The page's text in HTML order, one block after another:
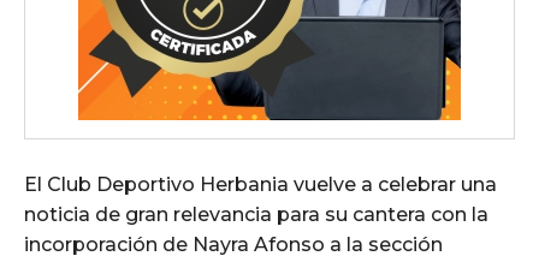
El Club Deportivo Herbania vuelve a celebrar una
noticia de gran relevancia para su cantera con la
incorporación de Nayra Afonso a la sección